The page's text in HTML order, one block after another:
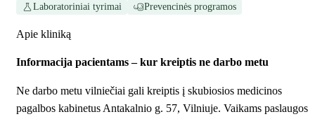
Laboratoriniai tyrimai
Prevencinės programos
Apie kliniką
Informacija pacientams – kur kreiptis ne darbo metu
Ne darbo metu vilniečiai gali kreiptis į skubiosios medicinos
pagalbos kabinetus Antakalnio g. 57, Vilniuje. Vaikams paslaugos